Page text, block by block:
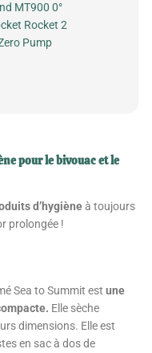
MT900 0°
Rocket 2
Pump
pour le bivouac et le
d’hygièneà toujours
prolongée !
Sea to Summit estune
Elle sèche
dimensions. Elle est
en sac à dos de